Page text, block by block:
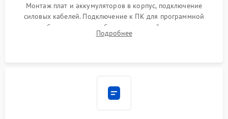
Монтаж плат и аккумуляторов в корпус, подключение
силовых кабелей. Подключение к ПК для программной
калибровки констант батареи, настройки порогов
срабатывания AVR и сброса счетчиков старения АКБ.
Подробнее